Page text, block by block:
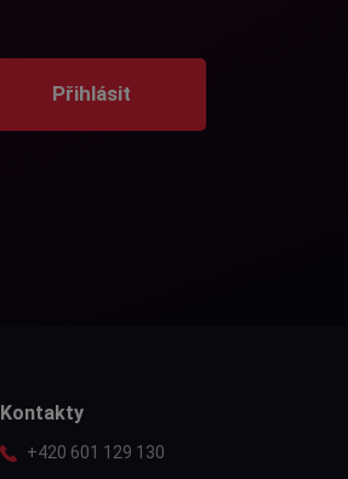
Přihlásit
Kontakty
+420 601 129 130